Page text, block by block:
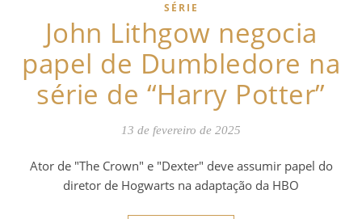
SÉRIE
John Lithgow negocia
papel de Dumbledore na
série de “Harry Potter”
13 de fevereiro de 2025
Ator de "The Crown" e "Dexter" deve assumir papel do
diretor de Hogwarts na adaptação da HBO